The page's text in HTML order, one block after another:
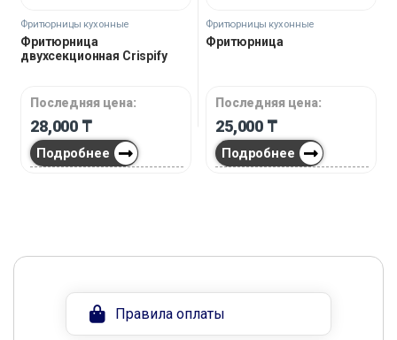
Фритюрницы кухонные
Фритюрница
двухсекционная Crispify
Последняя цена:
28,000 ₸
Подробнее
Фритюрницы кухонные
Фритюрница
Последняя цена:
25,000 ₸
Подробнее
Правила оплаты